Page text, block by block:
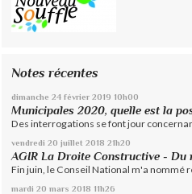
Notes récentes
dimanche 24 février 2019 10h00
Municipales 2020, quelle est la
Des interrogations se font jour
vendredi 20 juillet 2018 21h20
AGIR La Droite Constructive - Du
Fin juin, le Conseil National m'a nommé
mardi 20 mars 2018 11h26